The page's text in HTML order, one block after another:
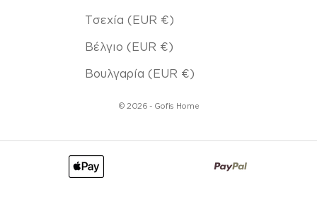
Τσεχία (EUR €)
Βέλγιο (EUR €)
Βουλγαρία (EUR €)
© 2026 - Gofis Home